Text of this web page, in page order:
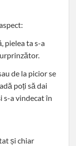
pielea ta s-a
de la picior se
poți să dai
s-a vindecat în
și chiar